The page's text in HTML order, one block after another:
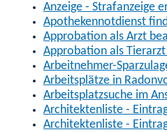
Anzeige - Strafanzeige
Apothekennotdienst
Approbation als Arzt
Approbation als
Arbeitnehmer-
Arbeitsplätze in
Arbeitsplatzsuche im
Architektenliste -
Architektenliste -